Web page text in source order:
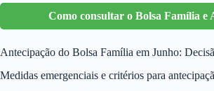
Como consultar o Bolsa Família e
Antecipação do Bolsa Família em Junho:
Medidas emergenciais e critérios para